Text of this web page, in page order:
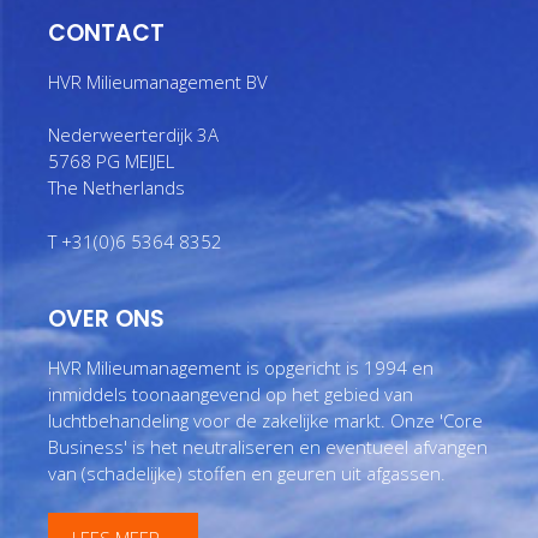
CONTACT
HVR Milieumanagement BV
Nederweerterdijk 3A
5768 PG MEIJEL
The Netherlands
T +31(0)6 5364 8352
OVER ONS
HVR Milieumanagement is opgericht is 1994 en
inmiddels toonaangevend op het gebied van
luchtbehandeling voor de zakelijke markt. Onze 'Core
Business' is het neutraliseren en eventueel afvangen
van (schadelijke) stoffen en geuren uit afgassen.